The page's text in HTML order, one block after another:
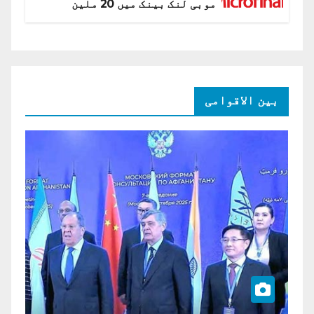
موبی لنک بینک میں 20 ملین
بین الاقوامی